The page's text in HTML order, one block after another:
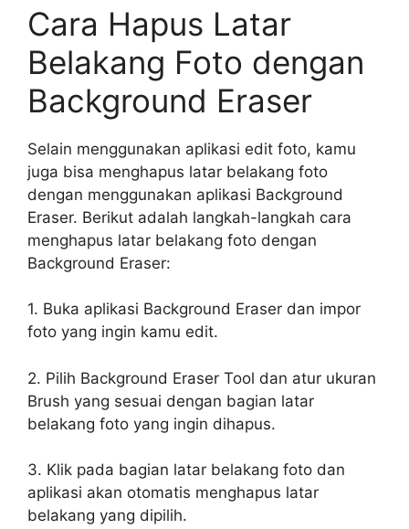
Cara Hapus Latar
Belakang Foto dengan
Background Eraser
Selain menggunakan aplikasi edit foto, kamu
juga bisa menghapus latar belakang foto
dengan menggunakan aplikasi Background
Eraser. Berikut adalah langkah-langkah cara
menghapus latar belakang foto dengan
Background Eraser:
1. Buka aplikasi Background Eraser dan impor
foto yang ingin kamu edit.
2. Pilih Background Eraser Tool dan atur ukuran
Brush yang sesuai dengan bagian latar
belakang foto yang ingin dihapus.
3. Klik pada bagian latar belakang foto dan
aplikasi akan otomatis menghapus latar
belakang yang dipilih.